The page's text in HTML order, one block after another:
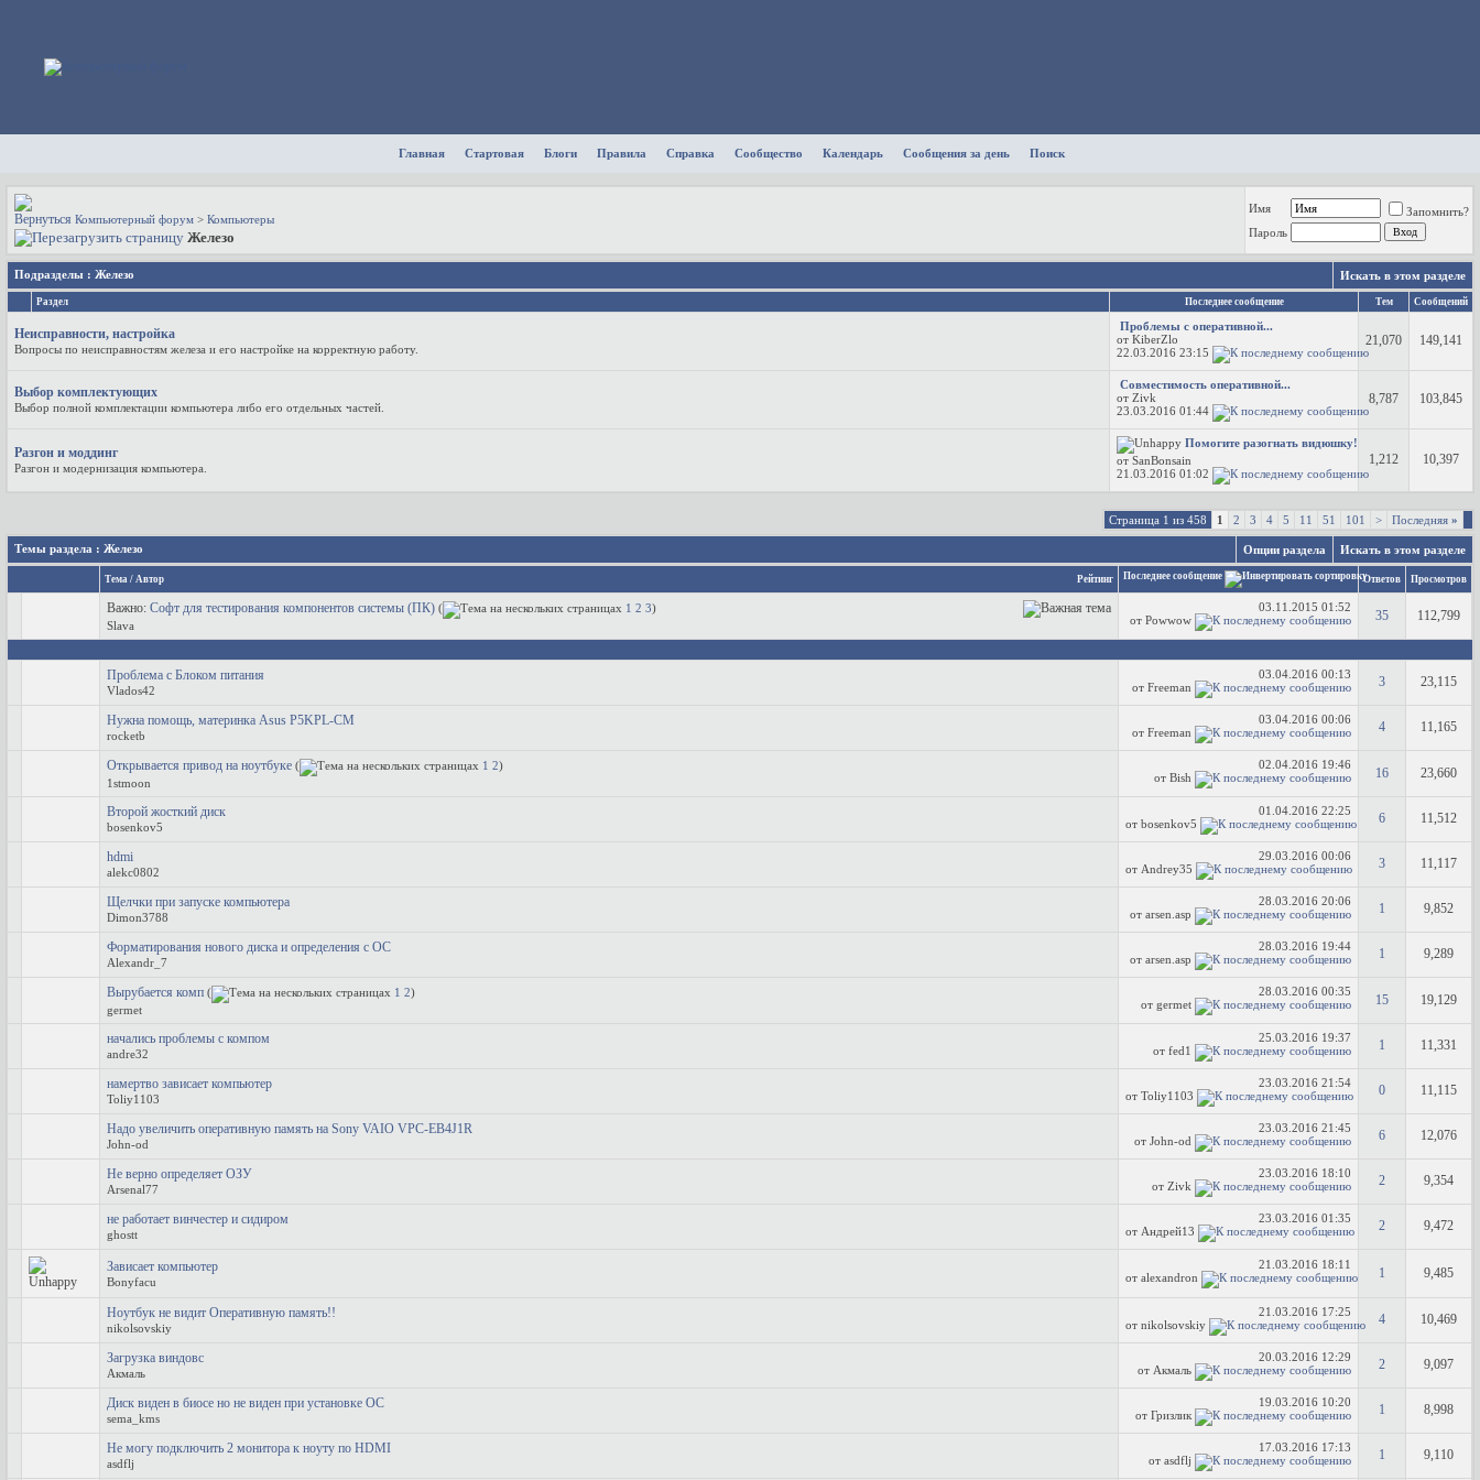
Главная Стартовая Блоги Правила Справка Сообщество Календарь Сообщения за день Поиск
Компьютерный форум > Компьютеры
Железо
Имя
Запомнить?
Пароль
Подразделы : Железо Искать в этом разделе
Раздел Последнее сообщение Тем Сообщений
Неисправности, настройка
Вопросы по неисправностям железа и его настройке на корректную работу.
Проблемы с оперативной...
от KiberZlo
22.03.2016 23:15
21,070 149,141
Выбор комплектующих
Выбор полной комплектации компьютера либо его отдельных частей.
Совместимость оперативной...
от Zivk
23.03.2016 01:44
8,787 103,845
Разгон и моддинг
Разгон и модернизация компьютера.
Помогите разогнать видюшку!
от SanBonsain
21.03.2016 01:02
1,212 10,397
Страница 1 из 458 1 2 3 4 5 11 51 101 > Последняя »
Темы раздела : Железо Опции раздела Искать в этом разделе
Рейтинг
Тема / Автор Последнее сообщение Ответов Просмотров
Важно: Софт для тестирования компонентов системы (ПК) ( 1 2 3)
Slava
03.11.2015 01:52
от Powwow
35 112,799
Проблема с Блоком питания
Vlados42
03.04.2016 00:13
от Freeman
3 23,115
Нужна помощь, материнка Аsus P5KPL-CM
rocketb
03.04.2016 00:06
от Freeman
4 11,165
Открывается привод на ноутбуке ( 1 2)
1stmoon
02.04.2016 19:46
от Bish
16 23,660
Второй жосткий диск
bosenkov5
01.04.2016 22:25
от bosenkov5
6 11,512
hdmi
alekc0802
29.03.2016 00:06
от Andrey35
3 11,117
Щелчки при запуске компьютера
Dimon3788
28.03.2016 20:06
от arsen.asp
1 9,852
Форматирования нового диска и определения с ОС
Alexandr_7
28.03.2016 19:44
от arsen.asp
1 9,289
Вырубается комп ( 1 2)
germet
28.03.2016 00:35
от germet
15 19,129
начались проблемы с компом
andre32
25.03.2016 19:37
от fed1
1 11,331
намертво зависает компьютер
Toliy1103
23.03.2016 21:54
от Toliy1103
0 11,115
Надо увеличить оперативную память на Sony VAIO VPC-EB4J1R
John-od
23.03.2016 21:45
от John-od
6 12,076
Не верно определяет ОЗУ
Arsenal77
23.03.2016 18:10
от Zivk
2 9,354
не работает винчестер и сидиром
ghostt
23.03.2016 01:35
от Андрей13
2 9,472
Зависает компьютер
Bonyfacu
21.03.2016 18:11
от alexandron
1 9,485
Ноутбук не видит Оперативную память!!
nikolsovskiy
21.03.2016 17:25
от nikolsovskiy
4 10,469
Загрузка виндовс
Акмаль
20.03.2016 12:29
от Акмаль
2 9,097
Диск виден в биосе но не виден при установке ОС
sema_kms
19.03.2016 10:20
от Гризлик
1 8,998
Не могу подключить 2 монитора к ноуту по HDMI
asdflj
17.03.2016 17:13
от asdflj
1 9,110